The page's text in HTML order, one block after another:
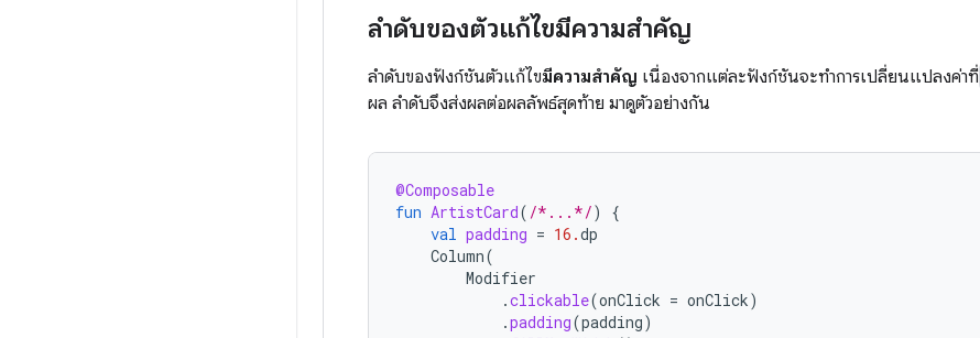
ลำดับของตัวแก้ไขมีความสำคัญ
ลำดับของฟังก์ชันตัวแก้ไขมีความสำคัญ เนื่องจากแต่ละฟังก์ชันจะทำการเปลี่ยนแปลงค่าที่
ผล ลำดับจึงส่งผลต่อผลลัพธ์สุดท้าย มาดูตัวอย่างกัน
@Composable
fun ArtistCard( /*...*/)
{
val padding = 16.dp
Column(
Modifier
.clickable(onClick = onClick)
.padding(padding)